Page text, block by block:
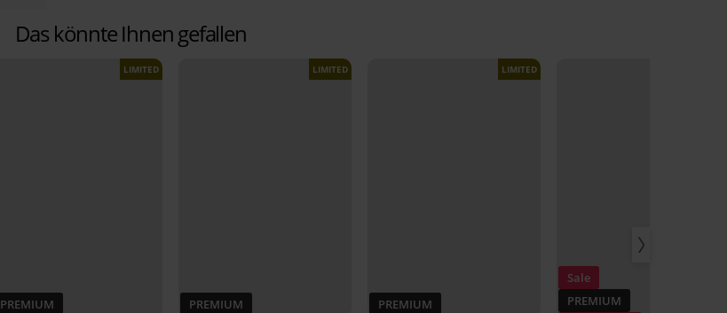
Das könnte Ihnen gefallen
PREMIUM
LIMITED
PREMIUM
LIMITED
PREMIUM
LIMITED
Sale
PREMIUM